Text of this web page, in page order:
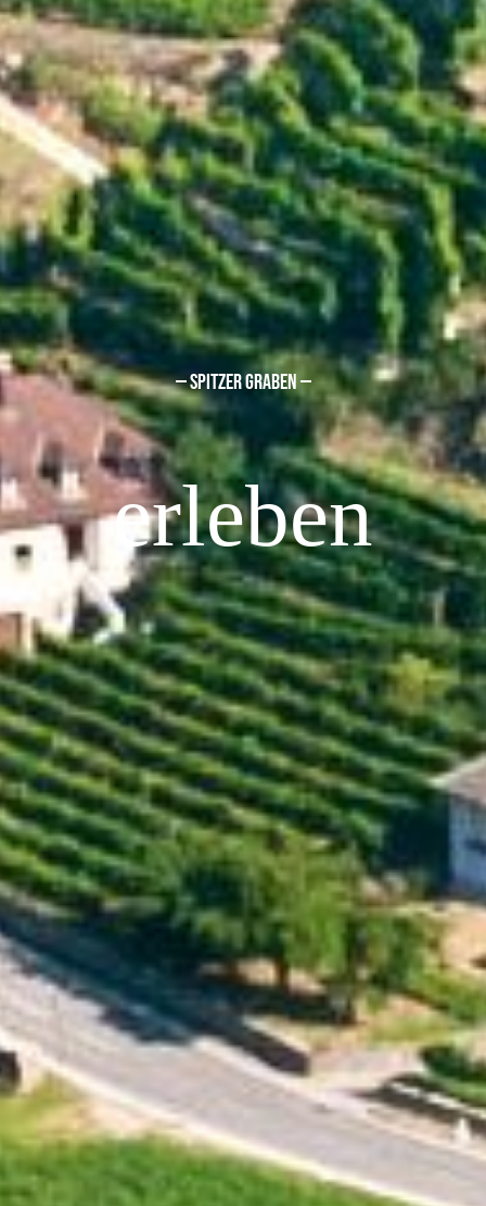
das etwas andere Restaurant am Land!
GRIASS ´ DI ´ !
[WELCOME!]